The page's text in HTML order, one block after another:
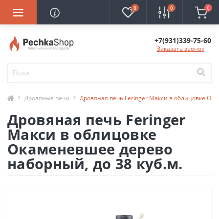
0 0 0
+7(931)339-75-60
Заказать звонок
Дровяные печи Дровяная печь Feringer Макси в облицовке
Дровяная печь Feringer
Макси в облицовке
Окаменевшее дерево
наборный, до 38 куб.м.